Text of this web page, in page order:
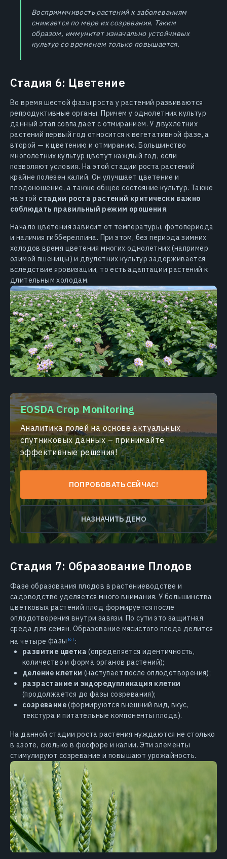
Восприимчивость растений к заболеваниям
снижается по мере их созревания. Таким
образом, иммунитет изначально устойчивых
культур со временем только повышается.
Стадия 6: Цветение
Во время шестой фазы роста у растений развиваются
репродуктивные органы. Причем у однолетних культур
данный этап совпадает с отмиранием. У двухлетних
растений первый год относится к вегетативной фазе, а
второй — к цветению и отмиранию. Большинство
многолетних культур цветут каждый год, если
позволяют условия. На этой стадии роста растений
крайне полезен калий. Он улучшает цветение и
плодоношение, а также общее состояние культур. Также
на этой стадии роста растений критически важно
соблюдать правильный режим орошения.
Начало цветения зависит от температуры, фотопериода
и наличия гиббереллина. При этом, без периода зимних
холодов время цветения многих однолетних (например
озимой пшеницы) и двулетних культур задерживается
вследствие яровизации, то есть адаптации растений к
длительным холодам.
EOSDA Crop Monitoring
Аналитика полей на основе актуальных
спутниковых данных – принимайте
эффективные решения!
ПОПРОБОВАТЬ СЕЙЧАС!
НАЗНАЧИТЬ ДЕМО
Стадия 7: Образование Плодов
Фазе образования плодов в растениеводстве и
садоводстве уделяется много внимания. У большинства
цветковых растений плод формируется после
оплодотворения внутри завязи. По сути это защитная
среда для семян. Образование мясистого плода делится
на четыре фазы
:
развитие цветка (определяется идентичность,
количество и форма органов растений);
деление клетки (наступает после оплодотворения);
разрастание и эндоредупликация клетки
(продолжается до фазы созревания);
созревание(формируются внешний вид, вкус,
текстура и питательные компоненты плода).
На данной стадии роста растения нуждаются не столько
в азоте, сколько в фосфоре и калии. Эти элементы
стимулируют созревание и повышают урожайность.